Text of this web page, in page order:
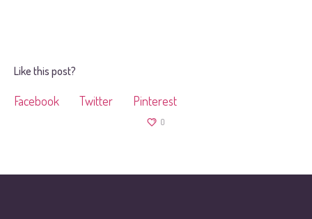
Like this post?
Facebook Twitter Pinterest
0